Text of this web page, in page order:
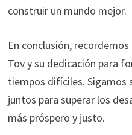
construir un mundo mejor.
En conclusión,
Tov y su dedicación para
tiempos difíciles. Sigamos
juntos para superar los
más próspero y justo.